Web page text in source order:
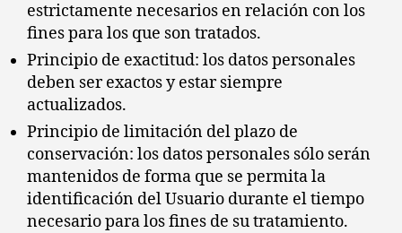
estrictamente necesarios en relación con los
fines para los que son tratados.
Principio de exactitud: los datos personales
deben ser exactos y estar siempre
actualizados.
Principio de limitación del plazo de
conservación: los datos personales sólo serán
mantenidos de forma que se permita la
identificación del Usuario durante el tiempo
necesario para los fines de su tratamiento.